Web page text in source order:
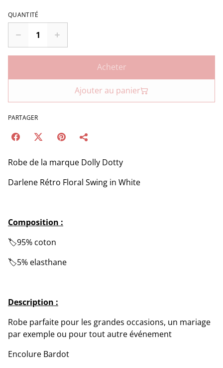
QUANTITÉ
Acheter
Ajouter au panier
PARTAGER
Robe de la marque Dolly Dotty
Darlene Rétro Floral Swing in White
Composition :
🏷️95% coton
🏷️5% elasthane
Description :
Robe parfaite pour les grandes occasions, un mariage
par exemple ou pour tout autre événement
Encolure Bardot